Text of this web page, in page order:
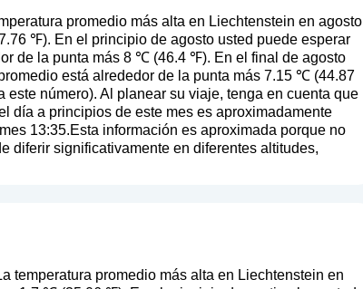
promedio más alta en Liechtenstein en agosto
℉). En el principio de agosto usted puede esperar
de la punta más 8 ℃ (46.4 ℉). En el final de agosto
está alrededor de la punta más 7.15 ℃ (44.87
este número). Al planear su viaje, tenga en cuenta que
día a principios de este mes es aproximadamente
13:35.Esta información es aproximada porque no
diferir significativamente en diferentes altitudes,
temperatura promedio más alta en Liechtenstein en